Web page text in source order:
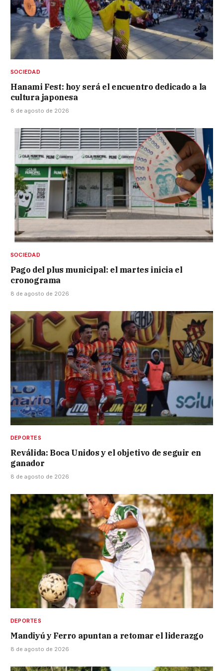
SOCIEDAD
Hanami Fest: hoy será el encuentro dedicado a la
cultura japonesa
8 de agosto de 2026
SOCIEDAD
Pago del plus municipal: el martes inicia el
cronograma
8 de agosto de 2026
DEPORTES
Reválida: Boca Unidos y el objetivo de seguir en
ganador
8 de agosto de 2026
DEPORTES
Mandiyú y Ferro apuntan a retomar el liderazgo
8 de agosto de 2026